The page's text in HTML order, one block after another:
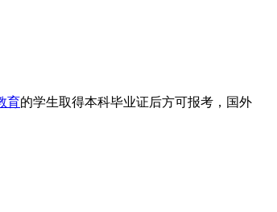
育的学生取得本科毕业证后方可报考 ， 国外